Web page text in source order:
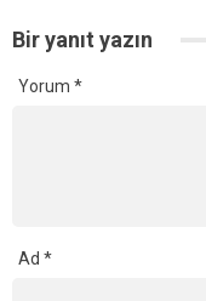
Bir yanıt yazın
Yorum *
Ad *